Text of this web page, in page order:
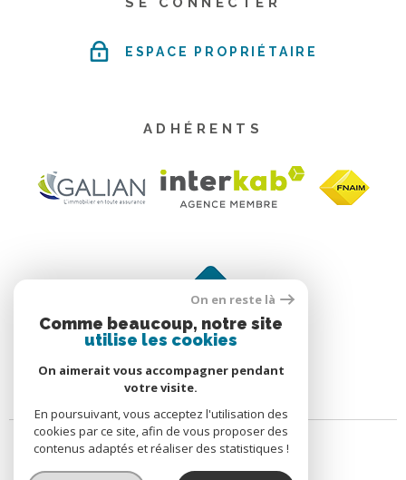
ESPACE PROPRIÉTAIRE
ADHÉRENTS
On en reste là
Comme beaucoup, notre site
utilise les cookies
On aimerait vous accompagner pendant
votre visite.
En poursuivant, vous acceptez l'utilisation des
cookies par ce site, afin de vous proposer des
contenus adaptés et réaliser des statistiques !